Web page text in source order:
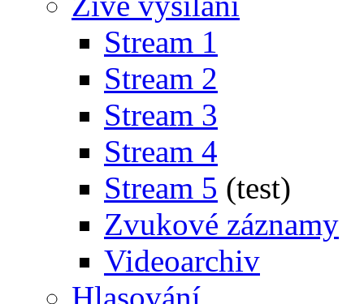
Stream 1
Stream 2
Stream 3
Stream 4
Stream 5 (test)
Zvukové záznamy
Videoarchiv
Hlasování